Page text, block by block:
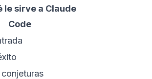
le sirve a Claude
Code